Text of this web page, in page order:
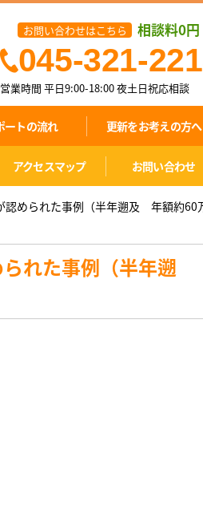
お問い合わせはこちら 相談料0円
045-321-
営業時間 平日9:00-18:00夜土日祝応相談
ートの流れ 更新をお考えの方へ
アクセスマップ お問い合わせ
認められた事例（半年遡及 年額約60
れた事例（半年遡